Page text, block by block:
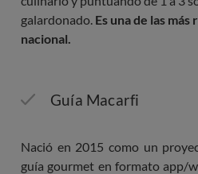
galardonado. Es una de las
nacional.
Guía Macarfi
Nació en 2015 como un
guía gourmet en formato app/